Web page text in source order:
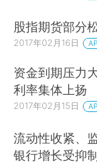
股指期货部分
2017年02月16日
资金到期压力
利率集体上扬
2017年02月15日
流动性收紧、
银行增长受抑制